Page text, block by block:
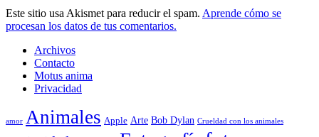
Este sitio usa Akismet para reducir el spam. Aprende cómo se
procesan los datos de tus comentarios.
Archivos
Contacto
Motus anima
Privacidad
amor Animales Apple Arte Bob Dylan Crueldad con los animales